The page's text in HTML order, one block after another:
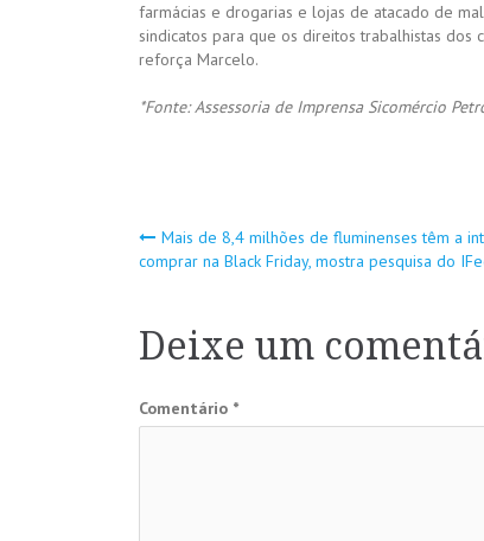
farmácias e drogarias e lojas de atacado de
sindicatos para que os direitos trabalhistas dos
reforça Marcelo.
*Fonte: Assessoria de Imprensa Sicomércio
Navegação
Post
Mais de 8,4 milhões de fluminenses têm a
comprar na Black Friday, mostra pesquisa do
Deixe um
Comentário *